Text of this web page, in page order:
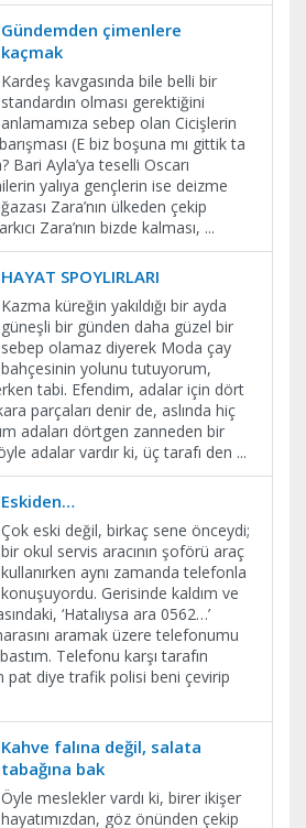
Gündemden çimenlere
kaçmak
Kardeş kavgasında bile belli bir
standardın olması gerektiğini
anlamamıza sebep olan Cicişlerin
(E biz boşuna mı gittik ta
Bari Ayla’ya teselli Oscarı
yalıya gençlerin ise deizme
Zara’nın ülkeden çekip
Zara’nın bizde kalması, ...
HAYAT SPOYLIRLARI
Kazma küreğin yakıldığı bir ayda
güneşli bir günden daha güzel bir
sebep olamaz diyerek Moda çay
bahçesinin yolunu tutuyorum,
tabi. Efendim, adalar için dört
parçaları denir de, aslında hiç
adaları dörtgen zanneden bir
adalar vardır ki, üç tarafı den ...
Eskiden…
Çok eski değil, birkaç sene önceydi;
bir okul servis aracının şoförü araç
kullanırken aynı zamanda telefonla
konuşuyordu. Gerisinde kaldım ve
‘Hatalıysa ara 0562…’
aramak üzere telefonumu
Telefonu karşı tarafın
pat diye trafik polisi beni çevirip
Kahve falına değil, salata
tabağına bak
Öyle meslekler vardı ki, birer ikişer
hayatımızdan, göz önünden çekip